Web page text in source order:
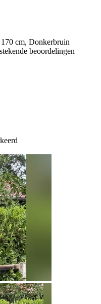
cm, Donkerbruin
beoordelingen